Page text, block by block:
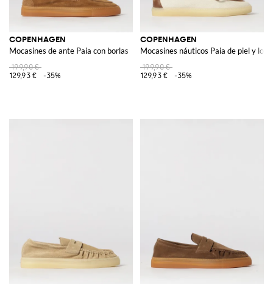
COPENHAGEN
Mocasines de ante Paia con borlas
199,90 €
129,93 €
-35%
COPENHAGEN
Mocasines náuticos Paia de piel y
199,90 €
129,93 €
-35%